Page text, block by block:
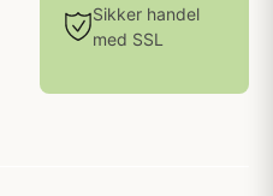
Sikker handel
med SSL